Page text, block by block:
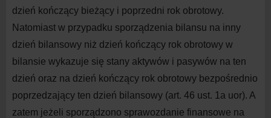
dzień kończący bieżący i poprzedni rok obrotowy.
Natomiast w przypadku sporządzenia bilansu na inny
dzień bilansowy niż dzień kończący rok obrotowy w
bilansie wykazuje się stany aktywów i pasywów na ten
dzień oraz na dzień kończący rok obrotowy bezpośrednio
poprzedzający ten dzień bilansowy (art. 46 ust. 1a uor). A
zatem jeżeli sporządzono sprawozdanie finansowe na